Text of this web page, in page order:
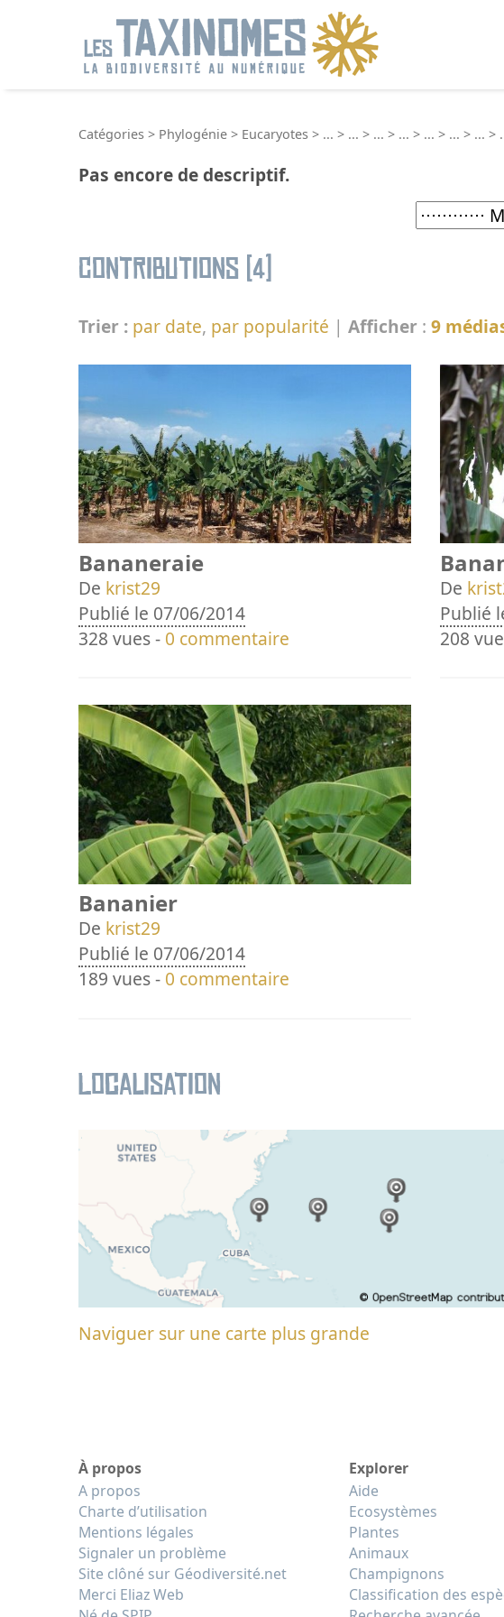
Catégories > Phylogénie > Eucaryotes > ... > ... > ... > ... > ... > ... > ... >
Pas encore de descriptif.
Contributions (4)
Trier : par date, par popularité | Afficher : 9
Bananeraie
De krist29
Publié le 07/06/2014
328 vues - 0 commentaire
De
Publié
208
Bananier
De krist29
Publié le 07/06/2014
189 vues - 0 commentaire
Localisation
Naviguer sur une carte plus grande
À propos
A propos
Charte d’utilisation
Mentions légales
Signaler un problème
Site clôné sur Géodiversité.net
Merci Eliaz Web
Explorer
Aide
Ecosystèmes
Plantes
Animaux
Champignons
Classification des